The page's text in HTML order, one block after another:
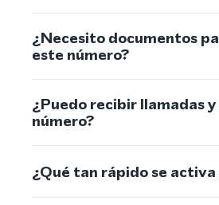
¿Necesito documentos
este número?
¿Puedo recibir llamadas
número?
¿Qué tan rápido se activa